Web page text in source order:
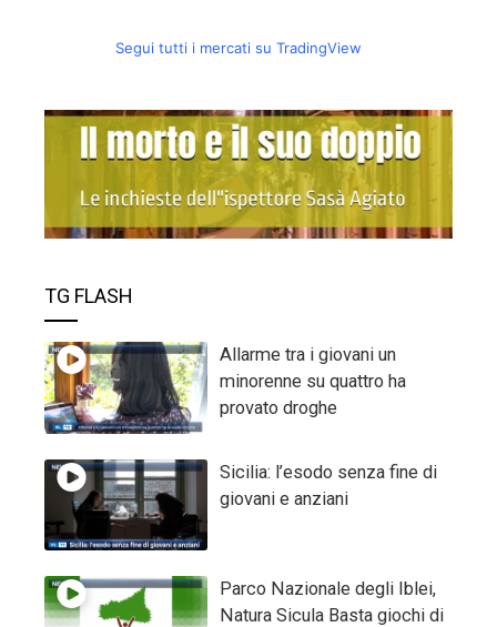
Segui tutti i mercati su TradingView
TG FLASH
Allarme tra i giovani un
minorenne su quattro ha
provato droghe
Sicilia: l’esodo senza fine di
giovani e anziani
Parco Nazionale degli Iblei,
Natura Sicula Basta giochi di